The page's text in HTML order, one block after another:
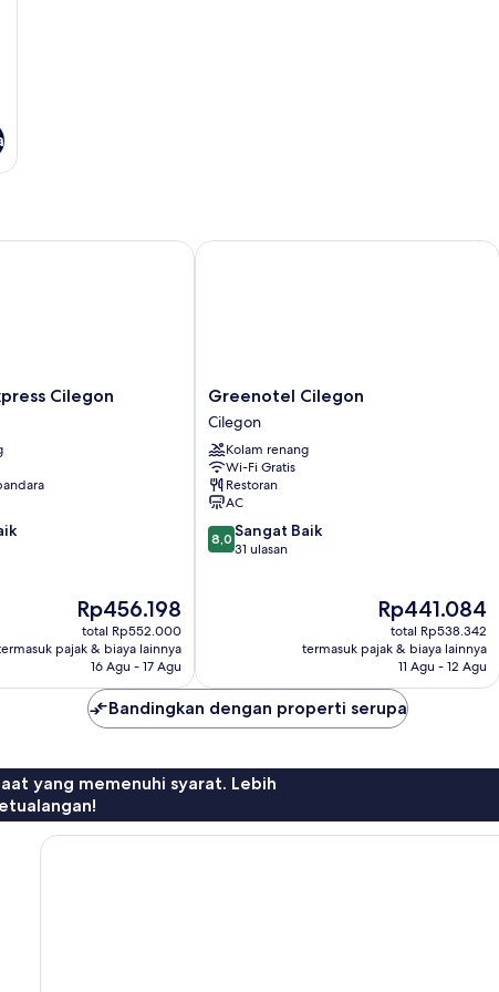
Cilegon
Harga
sekarang
Rp456.198
Rp456.198
total Rp552.000
pajak & biaya lainnya
16 Agu - 17 Agu
Cilegon
Greenotel
Cilegon
Cilegon
Greenotel Cilegon
Cilegon
Kolam renang
Wi-Fi Gratis
Restoran
AC
8.0
dari
8,0 Sangat Baik
31 ulasan
Harga
sekarang
Rp441.084
Rp441.084
total Rp538.342
termasuk pajak & biaya lainnya
11 Agu - 12 Agu
Greenotel Cilegon
Bandingkan dengan properti serupa
yang memenuhi syarat. Lebih